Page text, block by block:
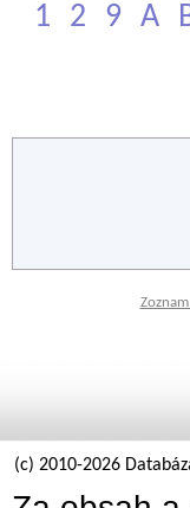
1 2 9 A
(c) 2010-2026